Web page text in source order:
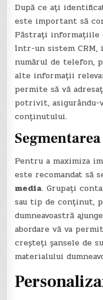
După ce ați
este important să
Păstrați informațiile
într-un sistem CRM,
numărul de telefon,
alte informații
permite să vă
potrivit, asigurându-
conținutului.
Pentru a maximiza
este recomandat să
media. Grupați
sau tip de conținut,
dumneavoastră
abordare vă va
creșteți șansele de
materialului